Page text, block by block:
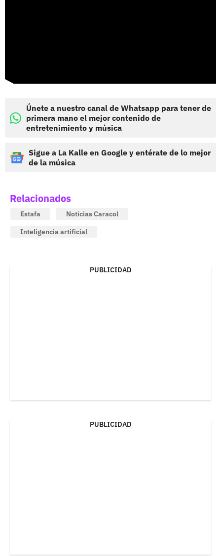
Únete a nuestro canal de Whatsapp para tener de
primera mano el mejor contenido de
entretenimiento y música
Sigue a La Kalle en Google y entérate de lo mejor
de la música
Relacionados
Estafa
Noticias Caracol
Inteligencia artificial
PUBLICIDAD
PUBLICIDAD